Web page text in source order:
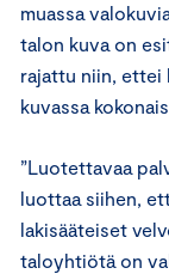
muassa
talon kuva on
rajattu niin, ettei
kuvassa
”Luotettavaa
luottaa siihen,
lakisääteiset
taloyhtiötä on